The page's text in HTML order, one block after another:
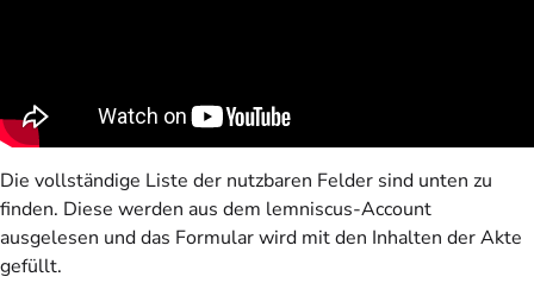
Die vollständige Liste der nutzbaren Felder sind unten zu
finden. Diese werden aus dem lemniscus-Account
ausgelesen und das Formular wird mit den Inhalten der Akte
gefüllt.